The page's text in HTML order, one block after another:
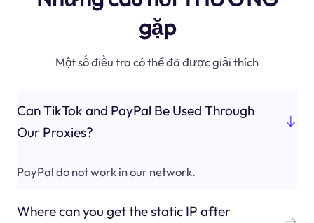
gặp
Một số điều tra có thể đã được giải thích
Can TikTok and PayPal Be Used Through
Our Proxies?
PayPal do not work in our network.
Where can you get the static IP after